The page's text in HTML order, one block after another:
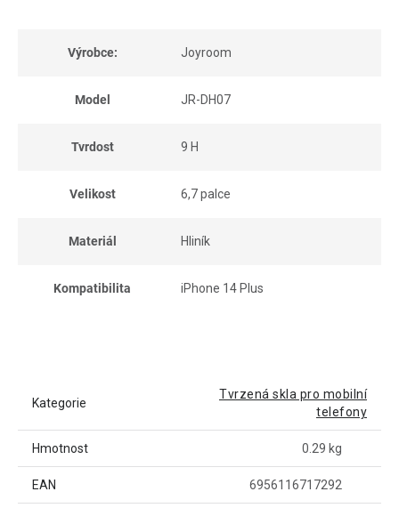
Výrobce: Joyroom
Model JR-DH07
Tvrdost 9 H
Velikost 6,7 palce
Materiál Hliník
Kompatibilita iPhone 14 Plus
Kategorie
Tvrzená skla pro mobilní
telefony
Hmotnost 0.29 kg
EAN 6956116717292